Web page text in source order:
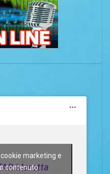
Marotta
marketing e
contenuto